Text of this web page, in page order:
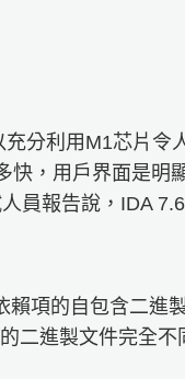
分利用M1芯片令
，用戶界面是明
員報告說，IDA
項的自包含二進
二進製文件完全